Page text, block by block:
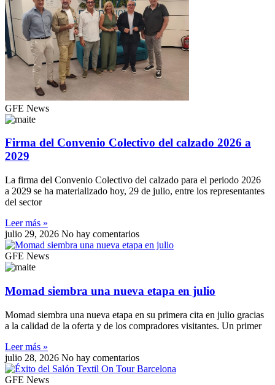
GFE News
Firma del Convenio Colectivo del calzado 2026 a
2029
La firma del Convenio Colectivo del calzado para el periodo 2026
a 2029 se ha materializado hoy, 29 de julio, entre los representantes
del sector
Leer más »
julio 29, 2026 No hay comentarios
GFE News
Momad siembra una nueva etapa en julio
Momad siembra una nueva etapa en su primera cita en julio gracias
a la calidad de la oferta y de los compradores visitantes. Un primer
Leer más »
julio 28, 2026 No hay comentarios
GFE News